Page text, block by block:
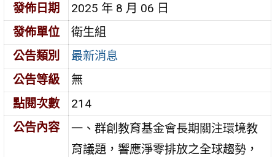
發佈日期
2025 年 8 月 06 日
發佈單位
衛生組
公告類別
最新消息
公告等級
無
點閱次數
214
公告內容
一、群創教育基金會長期關注環境教
育議題，響應淨零排放之全球趨勢，